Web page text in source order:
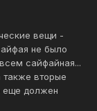
вещи -
не было
сайфайная...
вторые
еще должен